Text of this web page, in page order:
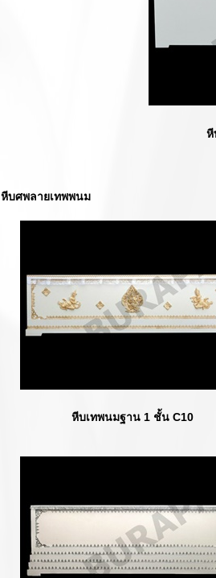
หีบศพลายเทพพนม
หีบเทพนมฐาน 1 ชั้น C10